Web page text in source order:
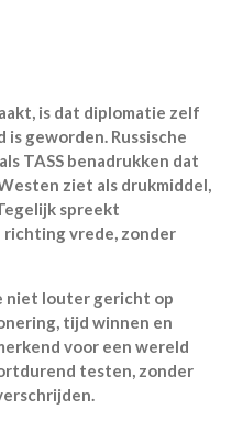
is dat diplomatie zelf
geworden. Russische
TASS benadrukken dat
ziet als drukmiddel,
spreekt
richting vrede, zonder
niet louter gericht op
tijd winnen en
voor een wereld
testen, zonder